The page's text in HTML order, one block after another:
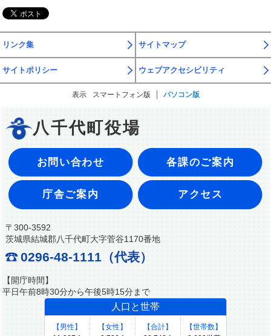
リンク集 サイトマップ
サイトポリシー ウェブアクセシビリティ
表示 スマートフォン版 パソコン版
八千代町役場
お問い合わせ 各課のご案内
庁舎ご案内 アクセス
〒300-3592
茨城県結城郡八千代町大字菅谷1170番地
0296-48-1111（代表）
【開庁時間】
平日午前8時30分から午後5時15分まで